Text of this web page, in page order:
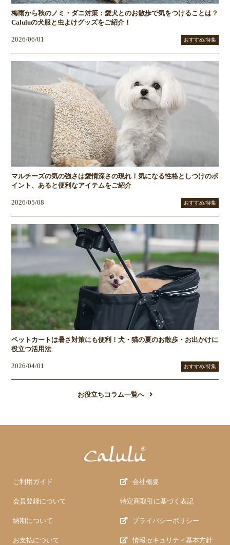
梅雨から秋のノミ・ダニ対策：愛犬とのお散歩で気をつけることは？
Caluluの犬服と虫よけグッズをご紹介！
2026/06/01 おすすめ/特集
マルチーズの気の強さは愛情深さの現れ！気になる性格としつけのポ
イント、あると便利なアイテムをご紹介
2026/05/08 おすすめ/特集
ペットカートは暑さ対策にも便利！犬・猫の夏のお散歩・お出かけに
役立つ活用法
2026/04/01 おすすめ/特集
お役立ちコラム一覧へ
ご利用ガイド
会員登録について
納期について
お支払について
会社概要
特定商取引に基づく表記
プライバシーポリシー
情報セキュリティ基本方針